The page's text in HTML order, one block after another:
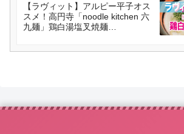
【ラヴィット】アルピー平子オス
スメ！高円寺「noodle kitchen 六
九麺」鶏白湯塩叉焼麺